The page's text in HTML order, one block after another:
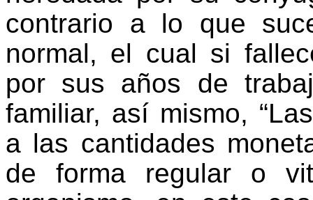
contrario a lo que
normal, el cual si
por sus años de
familiar, así mismo,
a las cantidades
de forma regular o